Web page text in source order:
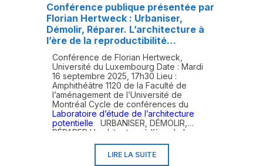
Conférence publique présentée par
Florian Hertweck : Urbaniser,
Démolir, Réparer. L’architecture à
l’ère de la reproductibilité
écologique
Conférence de Florian Hertweck,
Université du Luxembourg Date : Mardi
16 septembre 2025, 17h30 Lieu :
Amphithéâtre 1120 de la Faculté de
l’aménagement de l’Université de
Montréal Cycle de conférences du
Laboratoire d’étude de l’architecture
potentielle
RÉPARER L’architecture à l’ère de la
reproductibilité écologique Résumé :
Face au dérèglement climatique et à la
pénurie des ressources, deux pratiques,
LIRE LA SUITE